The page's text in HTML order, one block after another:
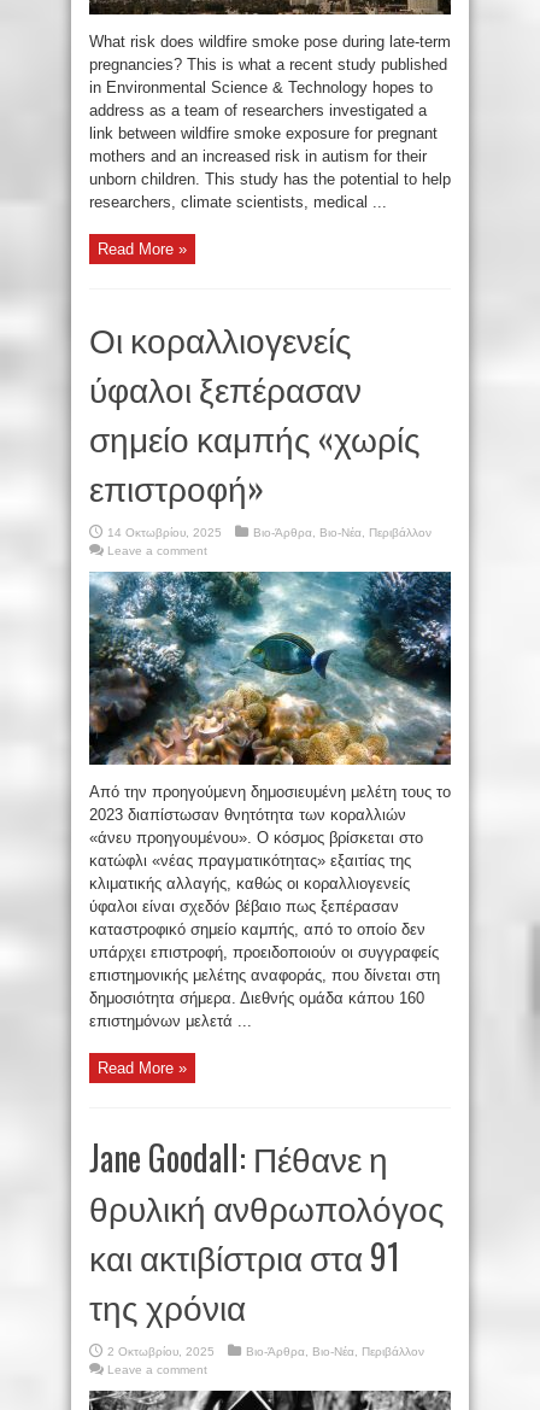
What risk does wildfire smoke pose during late-term
pregnancies? This is what a recent study published
in Environmental Science & Technology hopes to
address as a team of researchers investigated a
link between wildfire smoke exposure for pregnant
mothers and an increased risk in autism for their
unborn children. This study has the potential to help
researchers, climate scientists, medical ...
Read More »
Οι κοραλλιογενείς
ύφαλοι ξεπέρασαν
σημείο καμπής «χωρίς
επιστροφή»
14 Οκτωβρίου, 2025 Βιο-Άρθρα Βιο-Νέα
Περιβάλλον
Leave a comment
Από την προηγούμενη δημοσιευμένη μελέτη τους το
2023 διαπίστωσαν θνητότητα των κοραλλιών
«άνευ προηγουμένου». Ο κόσμος βρίσκεται στο
κατώφλι «νέας πραγματικότητας» εξαιτίας της
κλιματικής αλλαγής, καθώς οι κοραλλιογενείς
ύφαλοι είναι σχεδόν βέβαιο πως ξεπέρασαν
καταστροφικό σημείο καμπής, από το οποίο δεν
υπάρχει επιστροφή, προειδοποιούν οι συγγραφείς
επιστημονικής μελέτης αναφοράς, που δίνεται στη
δημοσιότητα σήμερα. Διεθνής ομάδα κάπου 160
επιστημόνων μελετά ...
Read More »
Jane Goodall: Πέθανε η
θρυλική ανθρωπολόγος
και ακτιβίστρια στα 91
της χρόνια
2 Οκτωβρίου, 2025 Βιο-Άρθρα Βιο-Νέα
Περιβάλλον
Leave a comment